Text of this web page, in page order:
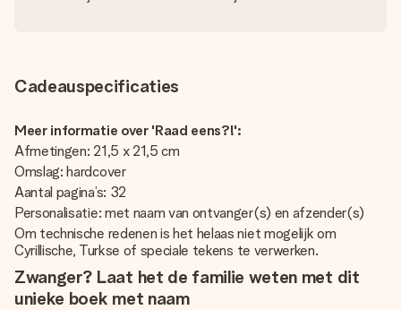
Cadeauspecificaties
Meer informatie over 'Raad eens?!':
Afmetingen: 21,5 x 21,5 cm
Omslag: hardcover
Aantal pagina’s: 32
Personalisatie: met naam van ontvanger(s) en afzender(s)
Om technische redenen is het helaas niet mogelijk om
Cyrillische, Turkse of speciale tekens te verwerken.
Zwanger? Laat het de familie weten met dit
unieke boek met naam